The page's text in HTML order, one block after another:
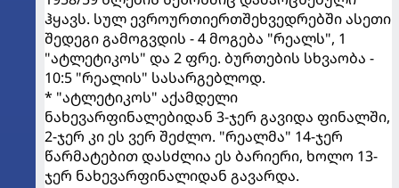
ჰყავს. სულ ევროურთიერთშეხვედრებში ასეთი
შედეგი გამოგვდის - 4 მოგება "რეალს", 1
"ატლეტიკოს" და 2 ფრე. ბურთების სხვაობა -
10:5 "რეალის" სასარგებლოდ.
* "ატლეტიკოს" აქამდელი
ნახევარფინალებიდან 3-ჯერ გავიდა ფინალში,
2-ჯერ კი ეს ვერ შეძლო. "რეალმა" 14-ჯერ
წარმატებით დასძლია ეს ბარიერი, ხოლო 13-
ჯერ ნახევარფინალიდან გავარდა.